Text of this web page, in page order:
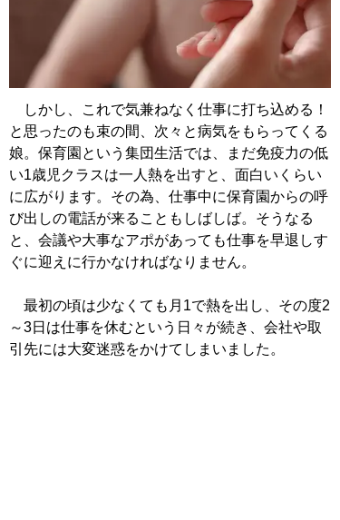
しかし、これで気兼ねなく仕事に打ち込める！
と思ったのも束の間、次々と病気をもらってくる
娘。保育園という集団生活では、まだ免疫力の低
い1歳児クラスは一人熱を出すと、面白いくらい
に広がります。その為、仕事中に保育園からの呼
び出しの電話が来ることもしばしば。そうなる
と、会議や大事なアポがあっても仕事を早退しす
ぐに迎えに行かなければなりません。
最初の頃は少なくても月1で熱を出し、その度2
～3日は仕事を休むという日々が続き、会社や取
引先には大変迷惑をかけてしまいました。